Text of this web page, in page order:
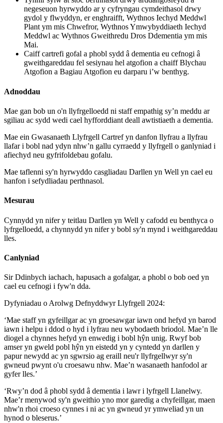
negeseuon hyrwyddo ar y cyfryngau cymdeithasol drwy
gydol y flwyddyn, er enghraifft, Wythnos Iechyd Meddwl
Plant ym mis Chwefror, Wythnos Ymwybyddiaeth Iechyd
Meddwl ac Wythnos Gweithredu Dros Ddementia ym mis
Mai.
Caiff cartrefi gofal a phobl sydd â dementia eu cefnogi â
gweithgareddau fel sesiynau hel atgofion a chaiff Blychau
Atgofion a Bagiau Atgofion eu darparu i’w benthyg.
Adnoddau
Mae gan bob un o'n llyfrgelloedd ni staff empathig sy’n meddu ar
sgiliau ac sydd wedi cael hyfforddiant deall awtistiaeth a dementia.
Mae ein Gwasanaeth Llyfrgell Cartref yn danfon llyfrau a llyfrau
llafar i bobl nad ydyn nhw’n gallu cyrraedd y llyfrgell o ganlyniad i
afiechyd neu gyfrifoldebau gofalu.
Mae taflenni sy'n hyrwyddo casgliadau Darllen yn Well yn cael eu
hanfon i sefydliadau perthnasol.
Mesurau
Cynnydd yn nifer y teitlau Darllen yn Well y cafodd eu benthyca o
lyfrgelloedd, a chynnydd yn nifer y bobl sy'n mynd i weithgareddau
lles.
Canlyniad
Sir Ddinbych iachach, hapusach a gofalgar, a phobl o bob oed yn
cael eu cefnogi i fyw'n dda.
Dyfyniadau o Arolwg Defnyddwyr Llyfrgell 2024:
‘Mae staff yn gyfeillgar ac yn groesawgar iawn ond hefyd yn barod
iawn i helpu i ddod o hyd i lyfrau neu wybodaeth briodol. Mae’n lle
diogel a chynnes hefyd yn enwedig i bobl hŷn unig. Rwyf bob
amser yn gweld pobl hŷn yn eistedd yn y cyntedd yn darllen y
papur newydd ac yn sgwrsio ag eraill neu'r llyfrgellwyr sy'n
gwneud pwynt o'u croesawu nhw. Mae’n wasanaeth hanfodol ar
gyfer lles.’
‘Rwy’n dod â phobl sydd â dementia i lawr i lyfrgell Llanelwy.
Mae’r menywod sy'n gweithio yno mor garedig a chyfeillgar, maen
nhw'n rhoi croeso cynnes i ni ac yn gwneud yr ymweliad yn un
hynod o bleserus.’